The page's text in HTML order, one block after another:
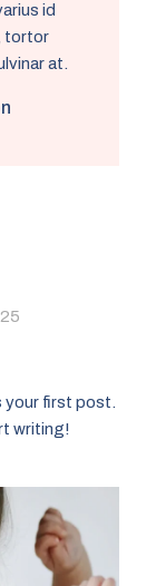
id
tortor
at.
first post.
writing!